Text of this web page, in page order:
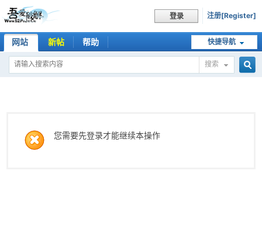
登录 注册[Register]
快捷导航
网站 新帖 帮助
搜索
您需要先登录才能继续本操作